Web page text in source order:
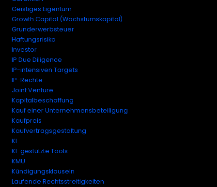
Geistiges Eigentum
Growth Capital (Wachstumskapital)
Grunderwerbsteuer
Haftungsrisiko
Investor
IP Due Diligence
IP-intensiven Targets
IP-Rechte
Joint Venture
Kapitalbeschaffung
Kauf einer Unternehmensbeteiligung
Kaufpreis
Kaufvertragsgestaltung
KI
KI-gestützte Tools
KMU
Kündigungsklauseln
Laufende Rechtsstreitigkeiten